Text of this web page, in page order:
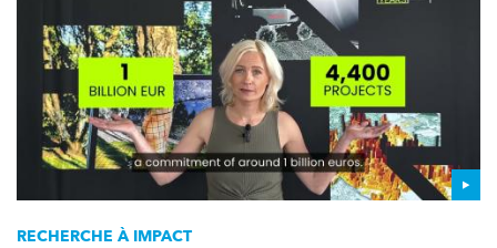
RECHERCHE À IMPACT